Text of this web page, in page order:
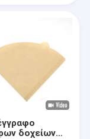
δοχείων